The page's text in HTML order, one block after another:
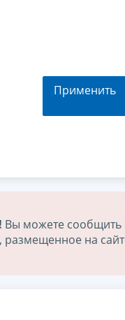
Применить
Вы можете сообщить
на